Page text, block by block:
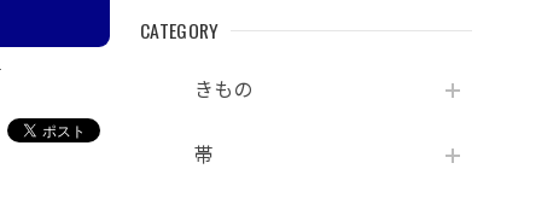
CATEGORY
きもの
帯